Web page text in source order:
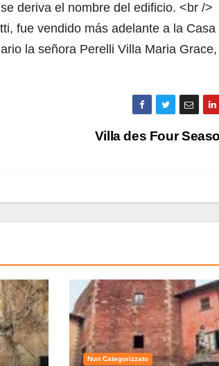
deriva el nombre del edificio. <br />
fue vendido más adelante a la Casa
la señora Perelli Villa Maria
Villa des Four
Non Categorizzato